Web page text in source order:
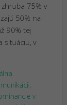
75% v
50% na
90% tej
situáciu, v
v